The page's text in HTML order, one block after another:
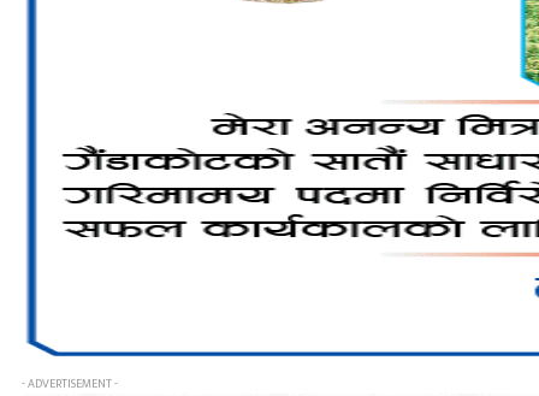
- ADVERTISEMENT -